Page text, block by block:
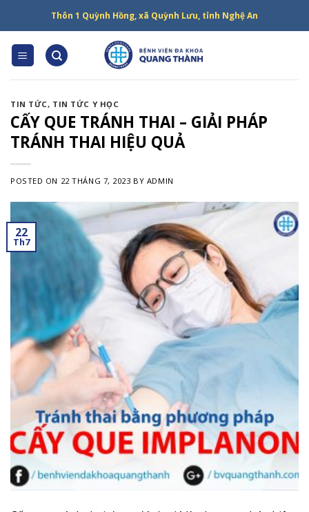
content
Thôn 1 Quỳnh Hồng, xã Quỳnh Lưu, tỉnh Nghệ An
TIN TỨC, TIN TỨC Y HỌC
CẤY QUE TRÁNH THAI – GIẢI PHÁP
TRÁNH THAI HIỆU QUẢ
POSTED ON 22 THÁNG 7, 2023 BY ADMIN
22
Th7